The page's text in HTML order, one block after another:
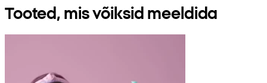
Tooted, mis võiksid meeldida